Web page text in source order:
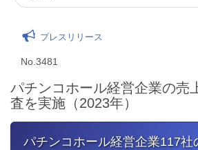
プレスリリース
No.3481
パチンコホール経営企業の売
査を実施（2023年）
パチンコホール経営企業117社